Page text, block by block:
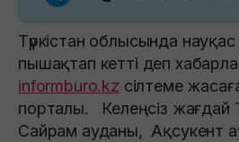
Түркістан облысында науқас
пышақтап кетті деп
informburo.kz сілтеме
порталы. Келеңсіз жағдай
Сайрам ауданы, Ақсукент